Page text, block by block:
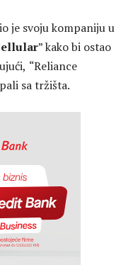
je svoju kompaniju u
” kako bi ostao
“Reliance
sa tržišta.